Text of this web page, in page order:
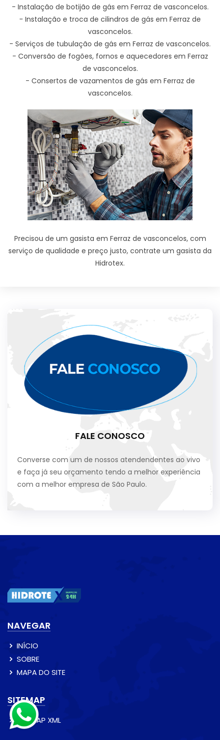
- Instalação de botijão de gás em Ferraz de vasconcelos.
- Instalação e troca de cilindros de gás em Ferraz de
vasconcelos.
- Serviços de tubulação de gás em Ferraz de vasconcelos.
- Conversão de fogões, fornos e aquecedores em Ferraz
de vasconcelos.
- Consertos de vazamentos de gás em Ferraz de
vasconcelos.
Precisou de um gasista em Ferraz de vasconcelos, com
serviço de qualidade e preço justo, contrate um gasista da
Hidrotex.
FALE CONOSCO
Converse com um de nossos atendendentes ao vivo
e faça já seu orçamento tendo a melhor experiência
com a melhor empresa de São Paulo.
NAVEGAR
INÍCIO
SOBRE
MAPA DO SITE
SITEMAP
SITEMAP XML